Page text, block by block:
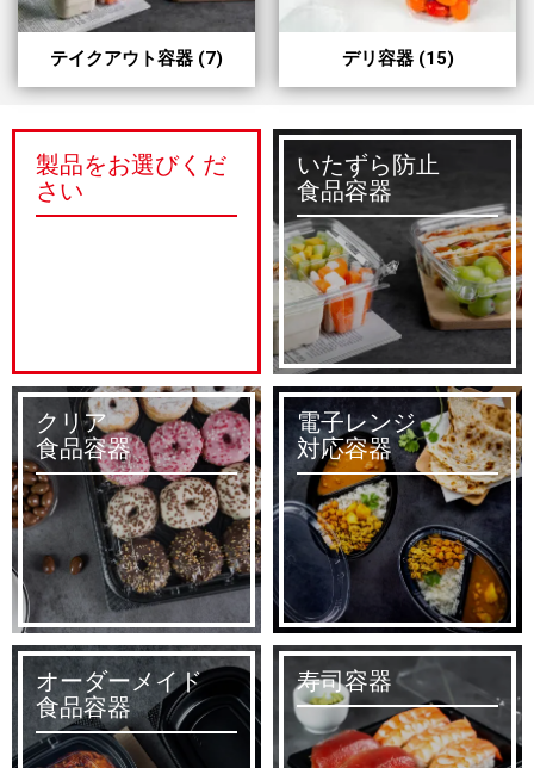
テイクアウト容器 (7) デリ容器 (15)
製品をお選びくだ
さい
いたずら防止
食品容器
クリア
食品容器
電子レンジ
対応容器
オーダーメイド
食品容器
寿司容器